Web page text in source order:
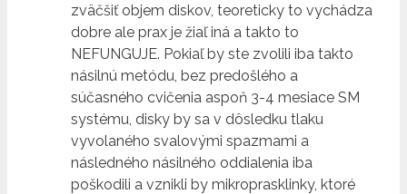
zväčšiť objem diskov, teoreticky to vychádza
dobre ale prax je žiaľ iná a takto to
NEFUNGUJE. Pokiaľ by ste zvolili iba takto
násilnú metódu, bez predošlého a
súčasného cvičenia aspoň 3-4 mesiace SM
systému, disky by sa v dôsledku tlaku
vyvolaného svalovými spazmami a
následného násilného oddialenia iba
poškodili a vznikli by mikroprasklinky, ktoré